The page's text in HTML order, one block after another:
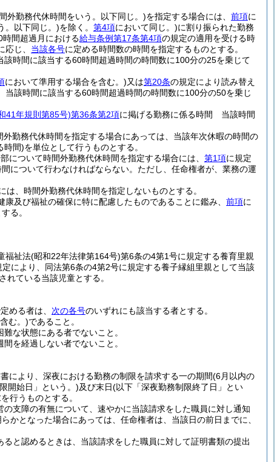
外勤務代休時間をいう。以下同じ。)を指定する場合には、 前項に
。以下同じ。)を除く。 第4項において同じ。)に割り振られた勤務
間超過月における給与条例第17条第4項の規定の適用を受ける時
応じ、 当該各号に定める時間数の時間を指定するものとする。
時間に該当する60時間超過時間の時間数に100分の25を乗じて
において準用する場合を含む。)又は第20条の規定により読み替え
該時間に該当する60時間超過時間の時間数に100分の50を乗じ
41年規則第85号)第36条第2項に掲げる勤務に係る時間 当該時間
勤務代休時間を指定する場合にあっては、当該年次休暇の時間の
時間)を単位として行うものとする。
について時間外勤務代休時間を指定する場合には、 第1項に規定
について行わなければならない。 ただし、任命権者が、業務の運
、時間外勤務代休時間を指定しないものとする。
及び福祉の確保に特に配慮したものであることに鑑み、 前項に
る。
福祉法(昭和22年法律第164号)第6条の4第1号に規定する養育里親
により、同法第6条の4第2号に規定する養子縁組里親として当該
れている当該児童とする。
める者は、 次の各号のいずれにも該当する者とする。
む。)であること。
な状態にある者でないこと。
を経過しない者でないこと。
により、深夜における勤務の制限を請求する一の期間(6月以内の
開始日」という。)及び末日(以下「深夜勤務制限終了日」とい
行うものとする。
支障の有無について、速やかに当該請求をした職員に対し通知
かとなった場合にあっては、任命権者は、当該日の前日までに、
と認めるときは、当該請求をした職員に対して証明書類の提出